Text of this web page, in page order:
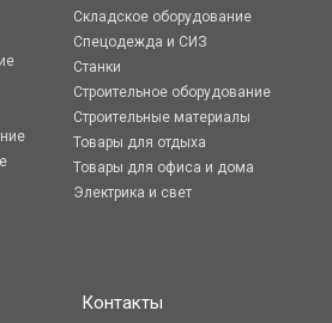
Складское оборудование
Спецодежда и СИЗ
Станки
Строительное оборудование
Строительные материалы
Товары для отдыха
Товары для офиса и дома
Электрика и свет
Контакты